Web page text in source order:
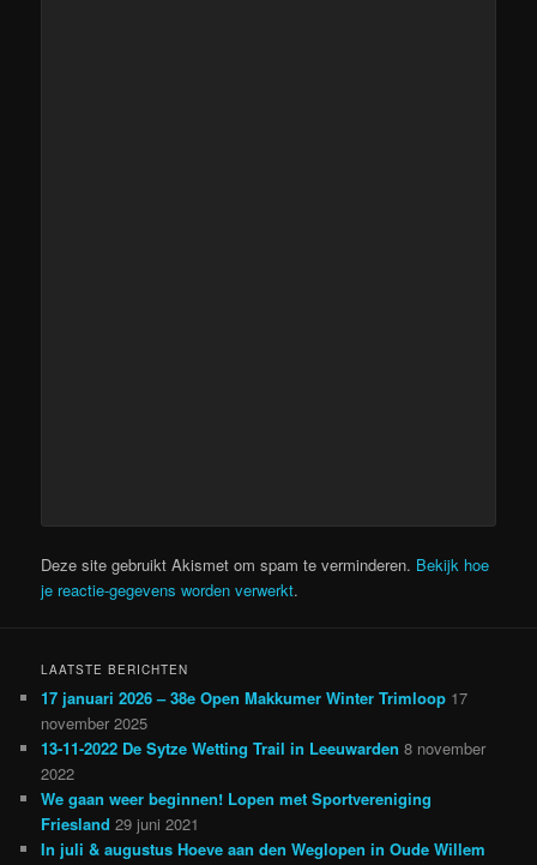
Deze site gebruikt Akismet om spam te verminderen. Bekijk hoe
je reactie-gegevens worden verwerkt.
LAATSTE BERICHTEN
17 januari 2026 – 38e Open Makkumer Winter Trimloop 17
november 2025
13-11-2022 De Sytze Wetting Trail in Leeuwarden 8 november
2022
We gaan weer beginnen! Lopen met Sportvereniging
Friesland 29 juni 2021
In juli & augustus Hoeve aan den Weglopen in Oude Willem